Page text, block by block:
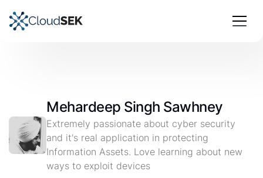
Mehardeep Singh Sawhney
Extremely passionate about cyber security
and it's real application in protecting
Information Assets. Love learning about new
ways to exploit devices